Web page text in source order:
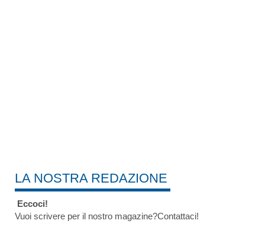
LA NOSTRA REDAZIONE
Eccoci!
Vuoi scrivere per il nostro magazine?Contattaci!